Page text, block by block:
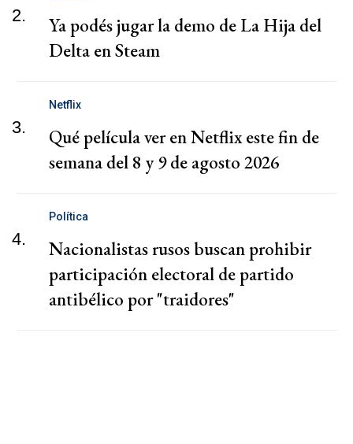
2.
Ya podés jugar la demo de La Hija del
Delta en Steam
3.
Netflix
Qué película ver en Netflix este fin de
semana del 8 y 9 de agosto 2026
4.
Política
Nacionalistas rusos buscan prohibir
participación electoral de partido
antibélico por "traidores"